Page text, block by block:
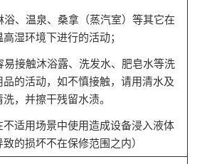
浴、温泉、桑拿（蒸汽室）等其它在
高湿环境下进行的活动；
易接触沐浴露、洗发水、肥皂水等洗
品的活动，如不慎接触，请用清水及
洗，并擦干残留水渍。
不适用场景中使用造成设备浸入液体
致的损坏不在保修范围之内）